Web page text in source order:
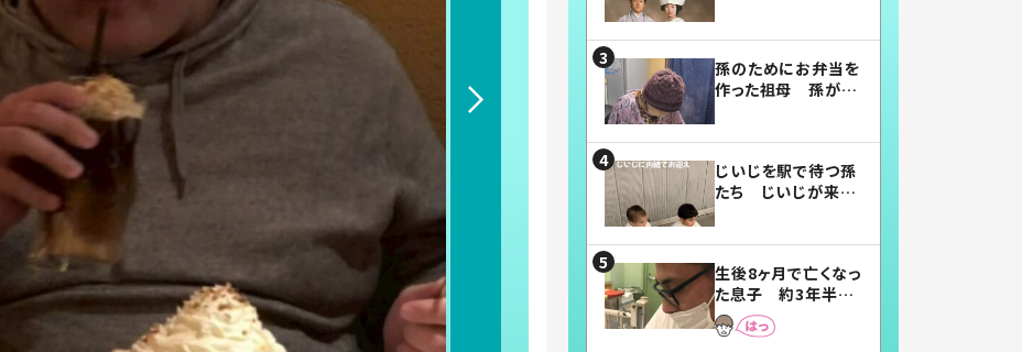
孫のためにお弁当を
作った祖母 孫が絶
じいじを駅で待つ孫
たち じいじが来た
まらない」「幸せにな
れる」
生後8ヶ月で亡くなっ
た息子 約3年半
後、当時の妻の日記
に書いてあった本音